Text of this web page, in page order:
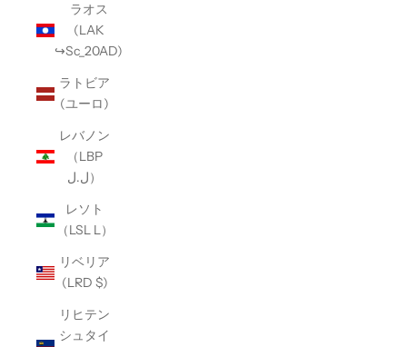
ラオス
(LAK
↪Sc_20AD)
ラトビア
(ユーロ)
レバノン
（LBP
ل.ل）
レソト
（LSL L）
リベリア
(LRD $)
リヒテン
シュタイ